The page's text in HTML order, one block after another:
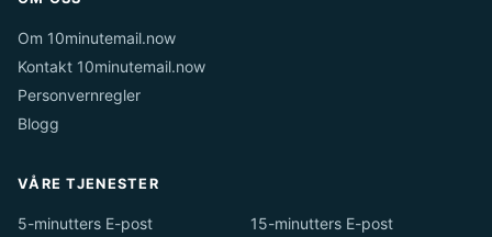
Om 10minutemail.now
Kontakt 10minutemail.now
Personvernregler
Blogg
VÅRE TJENESTER
5-minutters E-post
15-minutters E-post